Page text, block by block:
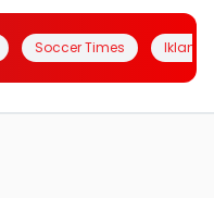
Soccer Times Iklanin